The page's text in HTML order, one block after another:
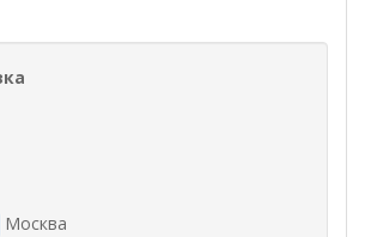
Москва